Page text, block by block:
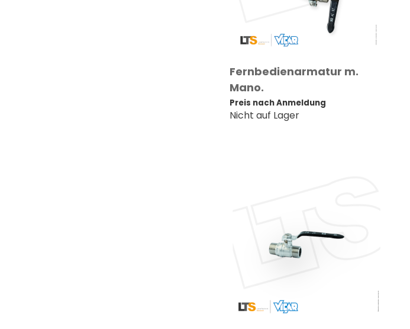
Fernbedienarmatur m.
Mano.
Preis nach Anmeldung
Nicht auf Lager